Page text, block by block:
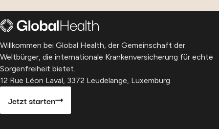
Willkommen bei Global Health, der Gemeinschaft der
Weltbürger, die internationale Krankenversicherung für echte
Sorgenfreiheit bietet.
12 Rue Léon Laval, 3372 Leudelange, Luxemburg
Jetzt starten